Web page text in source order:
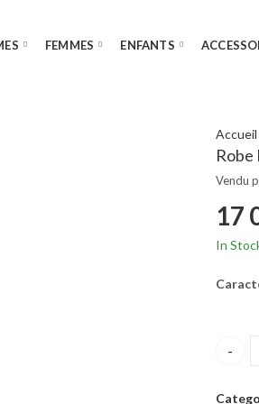
FEMMES ENFANTS
Accueil
Robe
Vendu
17
In
Robe